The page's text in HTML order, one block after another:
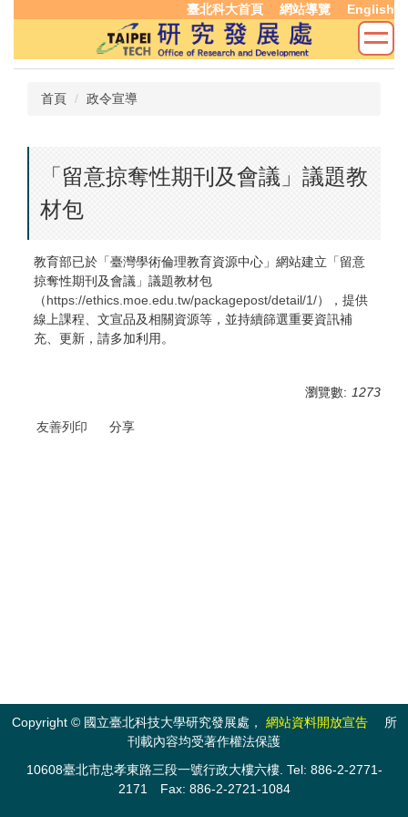
要
臺北科大首頁 網站導覽 English
首頁 政令宣導
「留意掠奪性期刊及會議」議題教
材包
教育部已於「臺灣學術倫理教育資源中心」網站建立「留意
掠奪性期刊及會議」議題教材包
（https://ethics.moe.edu.tw/packagepost/detail/1/），提供
線上課程、文宣品及相關資源等，並持續篩選重要資訊補
充、更新，請多加利用。
瀏覽數: 1273
友善列印 分享
Copyright © 國立臺北科技大學研究發展處， 網站資料開放宣告所
刊載內容均受著作權法保護
10608臺北市忠孝東路三段一號行政大樓六樓. Tel: 886-2-2771-
2171 Fax: 886-2-2721-1084